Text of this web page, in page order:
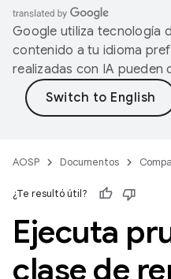
Google utiliza tecnología
contenido a tu idioma
realizadas con IA pueden
AOSP Documentos
¿Te resultó útil?
Ejecuta
clase de